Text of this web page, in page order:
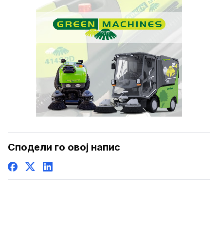
Сподели го овој напис